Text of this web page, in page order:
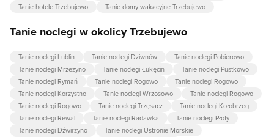
Tanie hotele Trzebujewo
Tanie domy wakacyjne Trzebujewo
Tanie noclegi w okolicy Trzebujewo
Tanie noclegi Lublin Tanie noclegi Dziwnów
Tanie noclegi Pobierowo
Tanie noclegi Mrzeżyno
Tanie noclegi Łukęcin
Tanie noclegi Pustkowo
Tanie noclegi Rymań
Tanie noclegi Rogowo
Tanie noclegi Rogowo
Tanie noclegi Korzystno
Tanie noclegi Wrzosowo
Tanie noclegi Rogowo
Tanie noclegi Rogowo
Tanie noclegi Trzęsacz
Tanie noclegi Kołobrzeg
Tanie noclegi Rewal
Tanie noclegi Radawka
Tanie noclegi Płoty
Tanie noclegi Dźwirzyno
Tanie noclegi Ustronie Morskie